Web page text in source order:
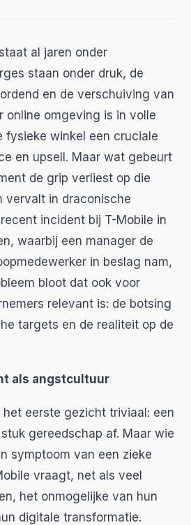
al jaren onder
staan onder druk, de
en de verschuiving van
online omgeving is in volle
fysieke winkel een cruciale
en upsell. Maar wat gebeurt
de grip verliest op die
vervalt in draconische
incident bij T-Mobile in
waarbij een manager de
in beslag nam,
bloot dat ook voor
relevant is: de botsing
targets en de realiteit op de
als angstcultuur
eerste gezicht triviaal: een
gereedschap af. Maar wie
symptoom van een zieke
vraagt, net als veel
het onmogelijke van hun
digitale transformatie.